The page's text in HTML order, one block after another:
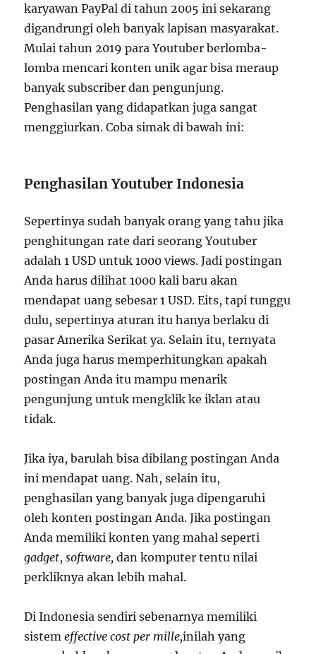
karyawan PayPal di tahun 2005 ini sekarang
digandrungi oleh banyak lapisan masyarakat.
Mulai tahun 2019 para Youtuber berlomba-
lomba mencari konten unik agar bisa meraup
banyak subscriber dan pengunjung.
Penghasilan yang didapatkan juga sangat
menggiurkan. Coba simak di bawah ini:
Penghasilan Youtuber Indonesia
Sepertinya sudah banyak orang yang tahu jika
penghitungan rate dari seorang Youtuber
adalah 1 USD untuk 1000 views. Jadi postingan
Anda harus dilihat 1000 kali baru akan
mendapat uang sebesar 1 USD. Eits, tapi tunggu
dulu, sepertinya aturan itu hanya berlaku di
pasar Amerika Serikat ya. Selain itu, ternyata
Anda juga harus memperhitungkan apakah
postingan Anda itu mampu menarik
pengunjung untuk mengklik ke iklan atau
tidak.
Jika iya, barulah bisa dibilang postingan Anda
ini mendapat uang. Nah, selain itu,
penghasilan yang banyak juga dipengaruhi
oleh konten postingan Anda. Jika postingan
Anda memiliki konten yang mahal seperti
gadget,software, dan komputer tentu nilai
perkliknya akan lebih mahal.
Di Indonesia sendiri sebenarnya memiliki
sistemeffective cost per mille,inilah yang